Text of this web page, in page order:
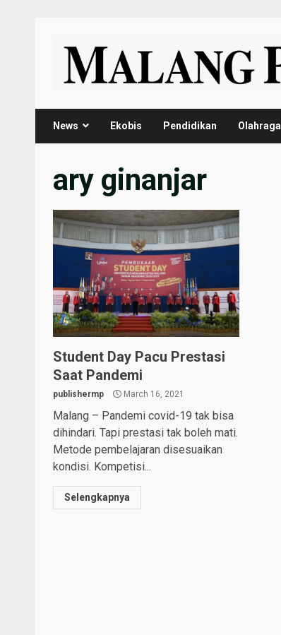
content
News Ekobis Pendidikan Olahraga
ary ginanjar
Student Day Pacu Prestasi
Saat Pandemi
publishermp March 16, 2021
Malang – Pandemi covid-19 tak bisa
dihindari. Tapi prestasi tak boleh mati.
Metode pembelajaran disesuaikan
kondisi. Kompetisi...
Selengkapnya